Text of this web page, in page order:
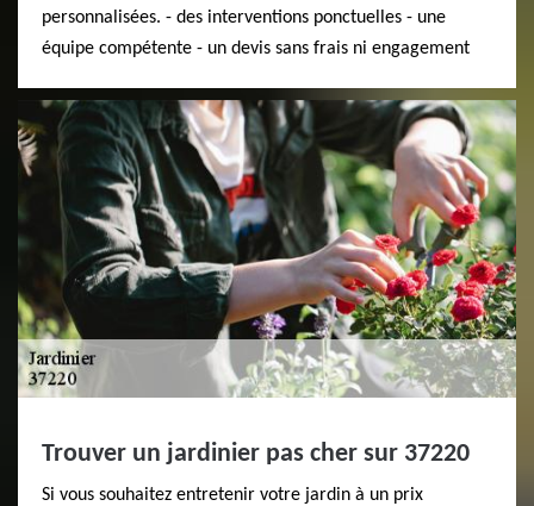
personnalisées. - des interventions ponctuelles - une
équipe compétente - un devis sans frais ni engagement
Trouver un jardinier pas cher sur 37220
Si vous souhaitez entretenir votre jardin à un prix